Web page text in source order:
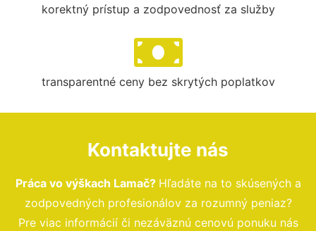
korektný prístup a zodpovednosť za služby
transparentné ceny bez skrytých poplatkov
Kontaktujte nás
Práca vo výškach Lamač? Hľadáte na to skúsených a
zodpovedných profesionálov za rozumný peniaz?
Pre viac informácií či nezáväznú cenovú ponuku nás